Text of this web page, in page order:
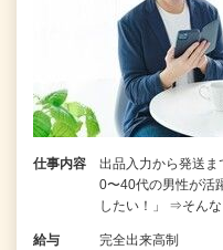
仕事内容
出品入力から発送
0〜40代の男性が活
したい！」 ⇒そん
給与 完全出来高制